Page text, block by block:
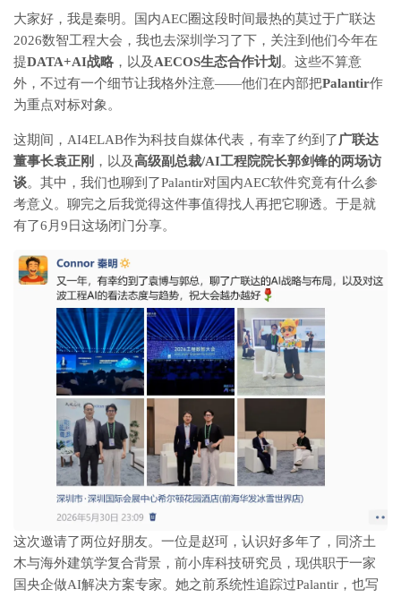
大家好，我是秦明。国内AEC圈这段时间最热的莫过于广联达
2026数智工程大会，我也去深圳学习了下，关注到他们今年在
提DATA+AI战略 ，以及 AECOS生态合作计划 。 这些不算意
外，不过有一个细节让我格外注意——他们在内部把Palantir作
为重点对标对象。
这期间，AI4ELAB作为科技自媒体代表，有幸了约到了广联达
董事长袁正刚 ，以及高级副总裁/AI工程院院长郭剑锋的两场访
谈。其中，我们也聊到了Palantir对国内AEC软件究竟有什么参
考意义。聊完之后我觉得这件事值得找人再把它聊透。于是就
有了6月9日这场闭门分享。
这次邀请了两位好朋友。 一位是赵珂 ，认识好多年了，同济土
木与海外建筑学复合背景，前小库科技研究员，现供职于一家
国央企做AI解决方案专家。她之前系统性追踪过Palantir， 也写